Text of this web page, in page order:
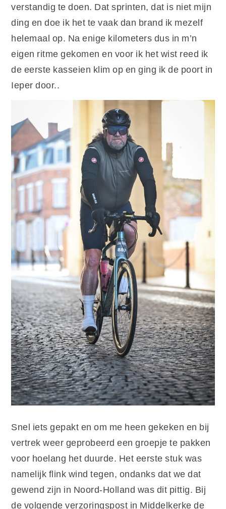
verstandig te doen. Dat sprinten, dat is niet mijn
ding en doe ik het te vaak dan brand ik mezelf
helemaal op. Na enige kilometers dus in m’n
eigen ritme gekomen en voor ik het wist reed ik
de eerste kasseien klim op en ging ik de poort in
Ieper door..
Snel iets gepakt en om me heen gekeken en bij
vertrek weer geprobeerd een groepje te pakken
voor hoelang het duurde. Het eerste stuk was
namelijk flink wind tegen, ondanks dat we dat
gewend zijn in Noord-Holland was dit pittig. Bij
de volgende verzoringspost in Middelkerke de